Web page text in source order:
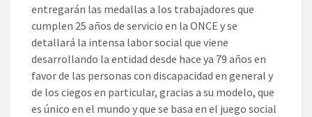
entregarán las medallas a los trabajadores que
cumplen 25 años de servicio en la ONCE y se
detallará la intensa labor social que viene
desarrollando la entidad desde hace ya 79 años en
favor de las personas con discapacidad en general y
de los ciegos en particular, gracias a su modelo, que
es único en el mundo y que se basa en el juego social